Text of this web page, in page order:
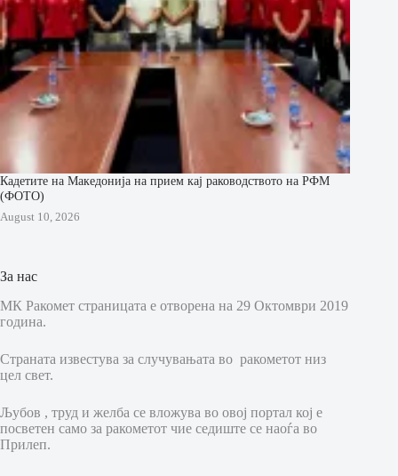
Кадетите на Македонија на прием кај раководството на РФМ
(ФОТО)
August 10, 2026
За нас
МК Ракомет страницата е отворена на 29 Октомври 2019
година.
Страната известува за случувањата во ракометот низ
цел свет.
Љубов , труд и желба се вложува во овој портал кој е
посветен само за ракометот чие седиште се наоѓа во
Прилеп.